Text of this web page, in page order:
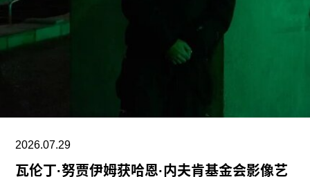
馆的完整性与独立性。”
在2025年3月签署的一项行政命令中，特朗普批评
史密森尼学会宣扬“将美国和西方价值观描绘成有害
性”。
2026.07.29
瓦伦丁·努贾伊姆获哈恩·内夫肯基金会影像艺